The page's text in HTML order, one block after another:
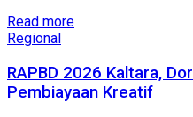
Read more
Regional
RAPBD 2026 Kaltara,
Pembiayaan Kreatif